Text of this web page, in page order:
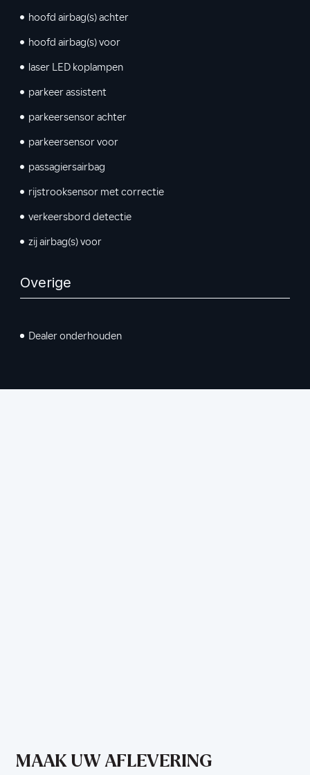
hoofd airbag(s) achter
hoofd airbag(s) voor
laser LED koplampen
parkeer assistent
parkeersensor achter
parkeersensor voor
passagiersairbag
rijstrooksensor met correctie
verkeersbord detectie
zij airbag(s) voor
Overige
Dealer onderhouden
MAAK UW AFLEVERING